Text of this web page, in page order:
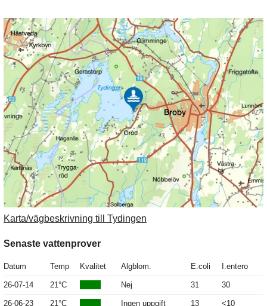
Karta/vägbeskrivning till Tydingen
Senaste vattenprover
Datum Temp Kvalitet Algblom. E.coli I.entero
26-07-14 21°C Nej 31 30
26-06-23 21°C Ingen uppgift 13 <10